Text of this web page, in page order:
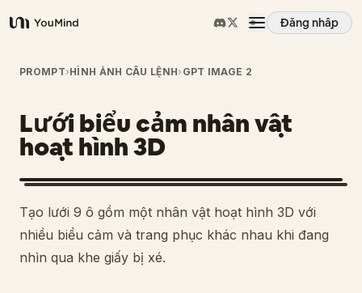
YouMind
Đăng nhập
Tổng quan
Các trường hợp sử dụng
Kỹ năng
Lời nhắc
PROMPT›HÌNH ẢNH CÂU LỆNH› GPT IMAGE 2
Lưới biểu cảm nhân vật
hoạt hình 3D
Tạo lưới 9 ô gồm một nhân vật hoạt hình 3D với
nhiều biểu cảm và trang phục khác nhau khi đang
nhìn qua khe giấy bị xé.